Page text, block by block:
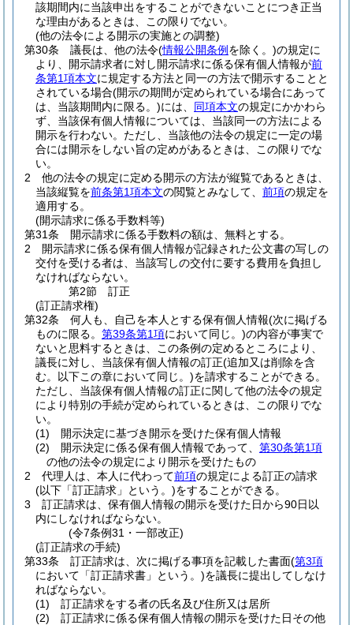
該期間内に当該申出をすることができないことにつき正当
な理由があるときは、この限りでない。
(他の法令による開示の実施との調整)
第30条
議長は、他の法令(情報公開条例 を除く。)の規定に
より、開示請求者に対し開示請求に係る保有個人情報が前
条第1項本文に規定する方法と同一の方法で開示することと
されている場合(開示の期間が定められている場合にあって
は、当該期間内に限る。)には、 同項本文の規定にかかわら
ず、当該保有個人情報については、当該同一の方法による
開示を行わない。 ただし、当該他の法令の規定に一定の場
合には開示をしない旨の定めがあるときは、この限りでな
い。
2
他の法令の規定に定める開示の方法が縦覧であるときは、
当該縦覧を前条第1項本文の閲覧とみなして、 前項の規定を
適用する。
(開示請求に係る手数料等)
第31条
開示請求に係る手数料の額は、無料とする。
2
開示請求に係る保有個人情報が記録された公文書の写しの
交付を受ける者は、当該写しの交付に要する費用を負担し
なければならない。
第2節
訂正
(訂正請求権)
第32条
何人も、自己を本人とする保有個人情報(次に掲げる
ものに限る。 第39条第1項において同じ。)の内容が事実で
ないと思料するときは、この条例の定めるところにより、
議長に対し、当該保有個人情報の訂正(追加又は削除を含
む。以下この章において同じ。)を請求することができる。
ただし、当該保有個人情報の訂正に関して他の法令の規定
により特別の手続が定められているときは、この限りでな
い。
(1)
開示決定に基づき開示を受けた保有個人情報
(2)
開示決定に係る保有個人情報であって、 第30条第1項
の他の法令の規定により開示を受けたもの
2
代理人は、本人に代わって前項の規定による訂正の請求
(以下「訂正請求」という。)をすることができる。
3
訂正請求は、保有個人情報の開示を受けた日から90日以
内にしなければならない。
(令7条例31・一部改正)
(訂正請求の手続)
第33条
訂正請求は、次に掲げる事項を記載した書面(第3項
において「訂正請求書」という。)を議長に提出してしなけ
ればならない。
(1)
訂正請求をする者の氏名及び住所又は居所
(2)
訂正請求に係る保有個人情報の開示を受けた日その他